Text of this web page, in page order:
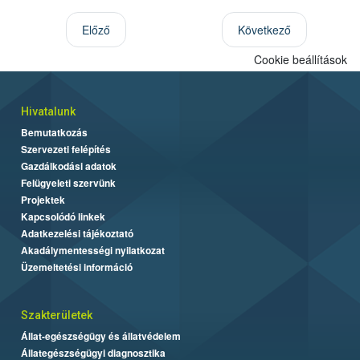
Előző
Következő
Cookie beállítások
Hivatalunk
Bemutatkozás
Szervezeti felépítés
Gazdálkodási adatok
Felügyeleti szervünk
Projektek
Kapcsolódó linkek
Adatkezelési tájékoztató
Akadálymentességi nyilatkozat
Üzemeltetési információ
Szakterületek
Állat-egészségügy és állatvédelem
Állategészségügyi diagnosztika